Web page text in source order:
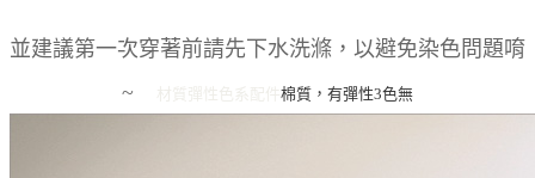
並建議第一次穿著前請先下水洗滌，以避免染色問題唷
~
棉質，有彈性3色無